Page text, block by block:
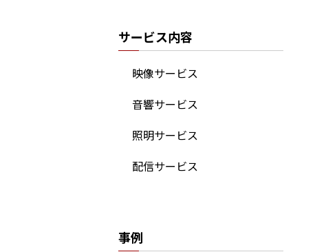
サービス内容
映像サービス
音響サービス
照明サービス
配信サービス
事例